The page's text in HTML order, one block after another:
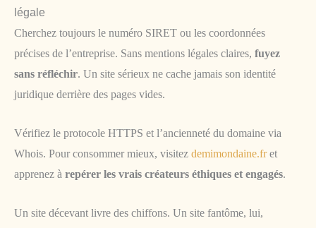
légale
Cherchez toujours le numéro SIRET ou les coordonnées
précises de l’entreprise. Sans mentions légales claires, fuyez
sans réfléchir. Un site sérieux ne cache jamais son identité
juridique derrière des pages vides.
Vérifiez le protocole HTTPS et l’ancienneté du domaine via
Whois. Pour consommer mieux, visitez demimondaine.fret
apprenez à repérer les vrais créateurs éthiques et engagés.
Un site décevant livre des chiffons. Un site fantôme, lui,